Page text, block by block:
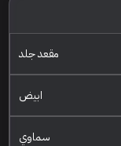
مقعد جلد
ابيض
سماوي